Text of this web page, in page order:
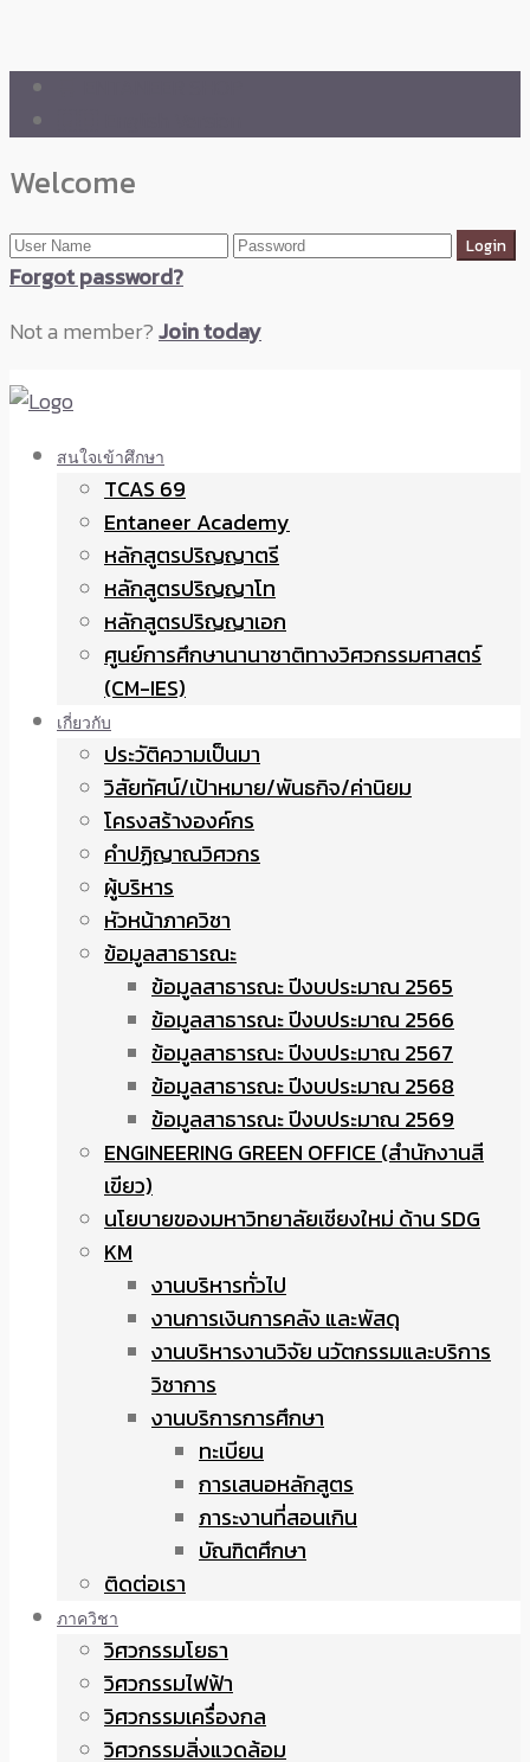
Welcome
Forgot password?
Not a member?Join today
สนใจเข้าศึกษา
TCAS 69
Entaneer Academy
หลักสูตรปริญญาตรี
หลักสูตรปริญญาโท
หลักสูตรปริญญาเอก
ศูนย์การศึกษานานาชาติทางวิศวกรรมศาสตร์
(CM-IES)
เกี่ยวกับ
ประวัติความเป็นมา
วิสัยทัศน์/เป้าหมาย/พันธกิจ/ค่านิยม
โครงสร้างองค์กร
คำปฏิญาณวิศวกร
ผู้บริหาร
หัวหน้าภาควิชา
ข้อมูลสาธารณะ
ข้อมูลสาธารณะ ปีงบประมาณ 2565
ข้อมูลสาธารณะ ปีงบประมาณ 2566
ข้อมูลสาธารณะ ปีงบประมาณ 2567
ข้อมูลสาธารณะ ปีงบประมาณ 2568
ข้อมูลสาธารณะ ปีงบประมาณ 2569
ENGINEERING GREEN OFFICE (สำนักงานสี
เขียว)
นโยบายของมหาวิทยาลัยเชียงใหม่ ด้าน SDG
KM
งานบริหารทั่วไป
งานการเงินการคลัง และพัสดุ
งานบริหารงานวิจัย นวัตกรรมและบริการ
วิชาการ
งานบริการการศึกษา
ทะเบียน
การเสนอหลักสูตร
ภาระงานที่สอนเกิน
บัณฑิตศึกษา
ติดต่อเรา
ภาควิชา
วิศวกรรมโยธา
วิศวกรรมไฟฟ้า
วิศวกรรมเครื่องกล
วิศวกรรมสิ่งแวดล้อม